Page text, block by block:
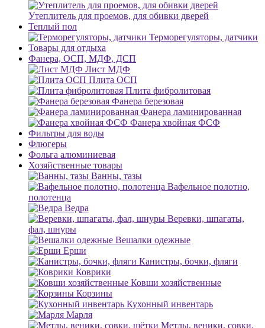
Утеплитель для проемов, для обивки дверей
Теплый пол
Терморегуляторы, датчики
Товары для отдыха
Фанера, ОСП, МДФ, ДСП
Лист МДФ
Плита ОСП
Плита фибролитовая
Фанера березовая
Фанера ламинированная
Фанера хвойная ФСФ
Фильтры для воды
Флюгеры
Фольга алюминиевая
Хозяйственные товары
Ванны, тазы
Вафельное полотно,
полотенца
Ведра
Веревки, шпагаты,
фал, шнуры
Вешалки одежные
Ерши
Канистры, бочки, фляги
Коврики
Ковши хозяйственные
Корзины
Кухонный инвентарь
Марля
Метлы, веники, совки,